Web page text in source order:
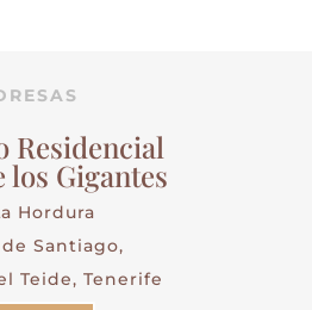
Residencial
los Gigantes
Hordura
Santiago,
Teide, Tenerife